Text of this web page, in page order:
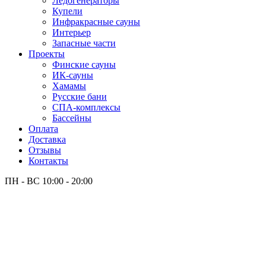
Купели
Инфракрасные сауны
Интерьер
Запасные части
Проекты
Финские сауны
ИК-сауны
Хамамы
Русские бани
СПА-комплексы
Бассейны
Оплата
Доставка
Отзывы
Контакты
ПН - ВС 10:00 - 20:00